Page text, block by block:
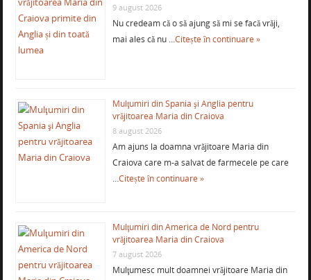
9 august 2026
Nu credeam că o să ajung să mi se facă vrăji,
mai ales că nu …Citește în continuare »
Mulţumiri din Spania şi Anglia pentru
vrăjitoarea Maria din Craiova
8 august 2026
Am ajuns la doamna vrăjitoare Maria din
Craiova care m-a salvat de farmecele pe care
…Citește în continuare »
Mulţumiri din America de Nord pentru
vrăjitoarea Maria din Craiova
7 august 2026
Mulţumesc mult doamnei vrăjitoare Maria din